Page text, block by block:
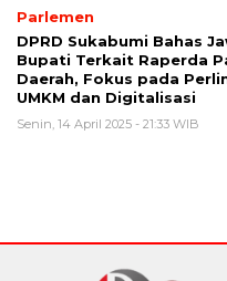
Parlemen
DPRD Sukabumi Bahas
Bupati Terkait Raperda
Daerah, Fokus pada
UMKM dan Digitalisasi
Senin, 14 April 2025 - 21:33 WIB